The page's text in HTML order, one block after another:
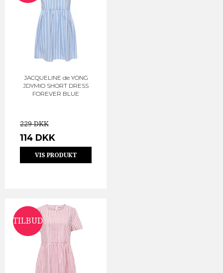
JACQUELINE de YONG
JDYMIO SHORT DRESS
FOREVER BLUE
229 DKK
114 DKK
VIS PRODUKT
TILBUD